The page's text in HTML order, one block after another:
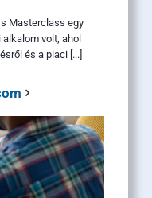
Masterclass egy
volt, ahol
és a piaci [...]